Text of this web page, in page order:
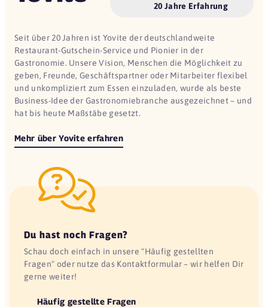
20 Jahre Erfahrung
Seit über 20 Jahren ist Yovite der deutschlandweite
Restaurant-Gutschein-Service und Pionier in der
Gastronomie. Unsere Vision, Menschen die Möglichkeit zu
geben, Freunde, Geschäftspartner oder Mitarbeiter flexibel
und unkompliziert zum Essen einzuladen, wurde als beste
Business-Idee der Gastronomiebranche ausgezeichnet – und
hat bis heute Maßstäbe gesetzt.
Mehr über Yovite erfahren
Du hast noch Fragen?
Schau doch einfach in unsere "Häufig gestellten
Fragen" oder nutze das Kontaktformular – wir helfen Dir
gerne weiter!
Häufig gestellte Fragen